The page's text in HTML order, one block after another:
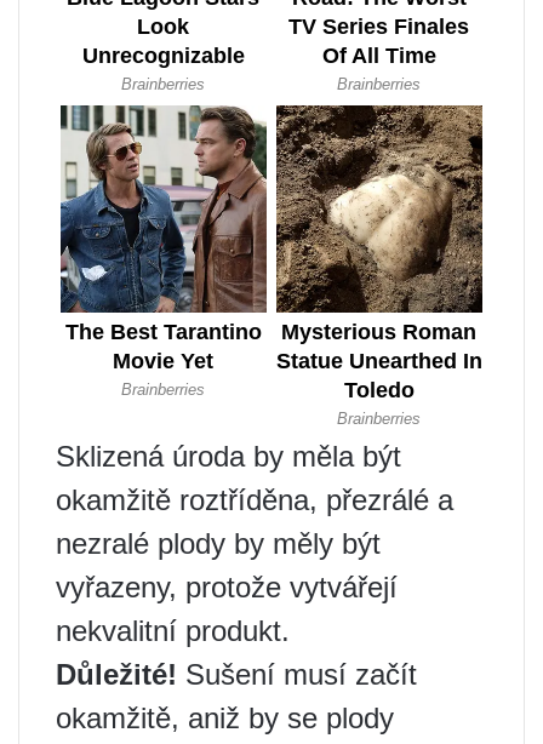
Sklizená úroda by měla být
okamžitě roztříděna, přezrálé a
nezralé plody by měly být
vyřazeny, protože vytvářejí
nekvalitní produkt.
Důležité! Sušení musí začít
okamžitě, aniž by se plody